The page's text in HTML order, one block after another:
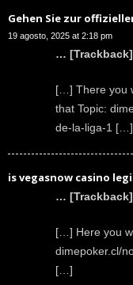
Gehen Sie zur
19 agosto, 2025 at 2:18 pm
… [Trackback]
[…] There you
that Topic:
de-la-liga-1 […]
is vegasnow casino
… [Trackback]
[…] Here you
dimepoker.cl/
[…]